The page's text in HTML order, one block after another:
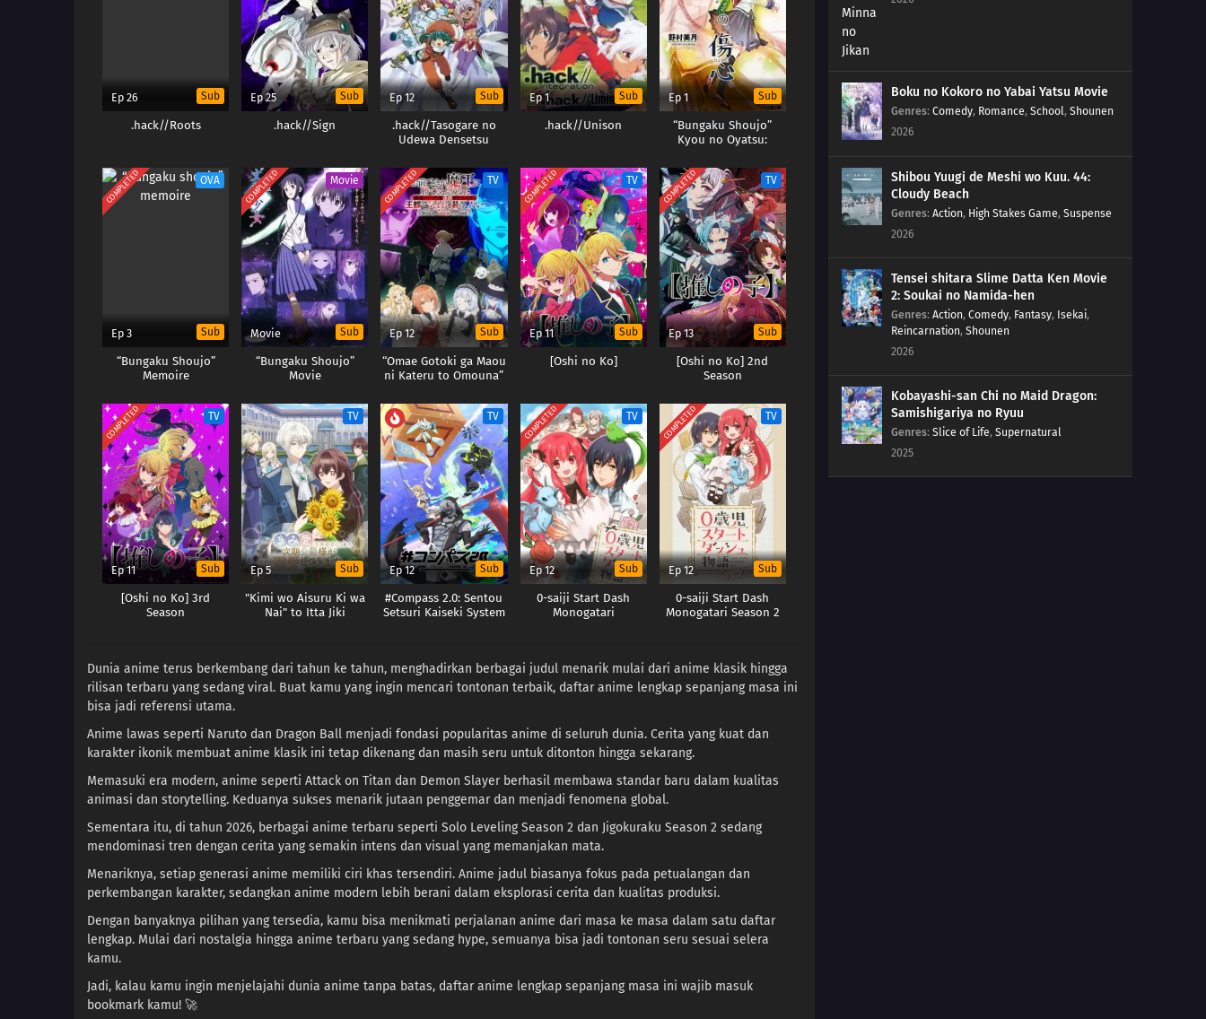
Ep 26 Sub
.hack//Roots
Ep 25 Sub
.hack//Sign
Ep 12 Sub
.hack//Tasogare no
Udewa Densetsu
Ep 1 Sub
.hack//Unison
Ep 1 Sub
“Bungaku Shoujo”
Kyou no Oyatsu:
COMPLETED OVA
Ep 3 Sub
“Bungaku Shoujo”
Memoire
COMPLETED Movie
Movie Sub
“Bungaku Shoujo”
Movie
COMPLETED TV
Ep 12 Sub
“Omae Gotoki ga Maou
ni Kateru to Omouna”
Tsuihou sareta node
COMPLETED TV
Ep 11 Sub
[Oshi no Ko]
COMPLETED TV
Ep 13 Sub
[Oshi no Ko] 2nd
Season
COMPLETED TV
Ep 11 Sub
[Oshi no Ko] 3rd
Season
TV
Ep 5 Sub
"Kimi wo Aisuru Ki wa
Nai" to Itta Jiki
TV
Ep 12 Sub
#Compass 2.0: Sentou
Setsuri Kaiseki System
COMPLETED TV
Ep 12 Sub
0-saiji Start Dash
Monogatari
COMPLETED TV
Ep 12 Sub
0-saiji Start Dash
Monogatari Season 2
Dunia anime terus berkembang dari tahun ke tahun, menghadirkan berbagai judul menarik mulai dari anime klasik hingga
rilisan terbaru yang sedang viral. Buat kamu yang ingin mencari tontonan terbaik, daftar anime lengkap sepanjang masa ini
bisa jadi referensi utama.
Anime lawas seperti Naruto dan Dragon Ball menjadi fondasi popularitas anime di seluruh dunia. Cerita yang kuat dan
karakter ikonik membuat anime klasik ini tetap dikenang dan masih seru untuk ditonton hingga sekarang.
Memasuki era modern, anime seperti Attack on Titan dan Demon Slayer berhasil membawa standar baru dalam kualitas
animasi dan storytelling. Keduanya sukses menarik jutaan penggemar dan menjadi fenomena global.
Sementara itu, di tahun 2026, berbagai anime terbaru seperti Solo Leveling Season 2 dan Jigokuraku Season 2 sedang
mendominasi tren dengan cerita yang semakin intens dan visual yang memanjakan mata.
Menariknya, setiap generasi anime memiliki ciri khas tersendiri. Anime jadul biasanya fokus pada petualangan dan
perkembangan karakter, sedangkan anime modern lebih berani dalam eksplorasi cerita dan kualitas produksi.
Dengan banyaknya pilihan yang tersedia, kamu bisa menikmati perjalanan anime dari masa ke masa dalam satu daftar
lengkap. Mulai dari nostalgia hingga anime terbaru yang sedang hype, semuanya bisa jadi tontonan seru sesuai selera
kamu.
Jadi, kalau kamu ingin menjelajahi dunia anime tanpa batas, daftar anime lengkap sepanjang masa ini wajib masuk
bookmark kamu! 🚀
Boku no Kokoro no Yabai Yatsu Movie
Genres: Comedy, Romance, School, Shounen
2026
Shibou Yuugi de Meshi wo Kuu. 44:
Cloudy Beach
Genres: Action, High Stakes Game, Suspense
2026
Tensei shitara Slime Datta Ken Movie
2: Soukai no Namida-hen
Genres: Action, Comedy, Fantasy, Isekai,
Reincarnation, Shounen
2026
Kobayashi-san Chi no Maid Dragon:
Samishigariya no Ryuu
Genres: Slice of Life, Supernatural
2025